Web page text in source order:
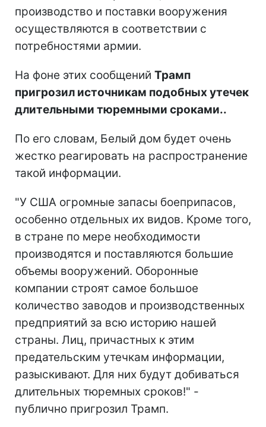
производство и поставки вооружения
осуществляются в соответствии с
потребностями армии.
На фоне этих сообщений Трамп
пригрозил источникам подобных утечек
длительными тюремными сроками..
По его словам, Белый дом будет очень
жестко реагировать на распространение
такой информации.
"У США огромные запасы боеприпасов,
особенно отдельных их видов. Кроме того,
в стране по мере необходимости
производятся и поставляются большие
объемы вооружений. Оборонные
компании строят самое большое
количество заводов и производственных
предприятий за всю историю нашей
страны. Лиц, причастных к этим
предательским утечкам информации,
разыскивают. Для них будут добиваться
длительных тюремных сроков!" -
публично пригрозил Трамп.